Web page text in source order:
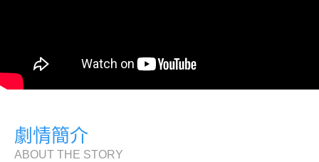
劇情簡介
ABOUT THE STORY